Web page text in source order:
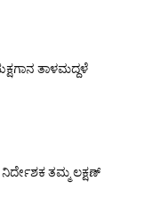
ತಾಳಮದ್ದಳೆ
ತಮ್ಮ ಲಕ್ಷಣ್